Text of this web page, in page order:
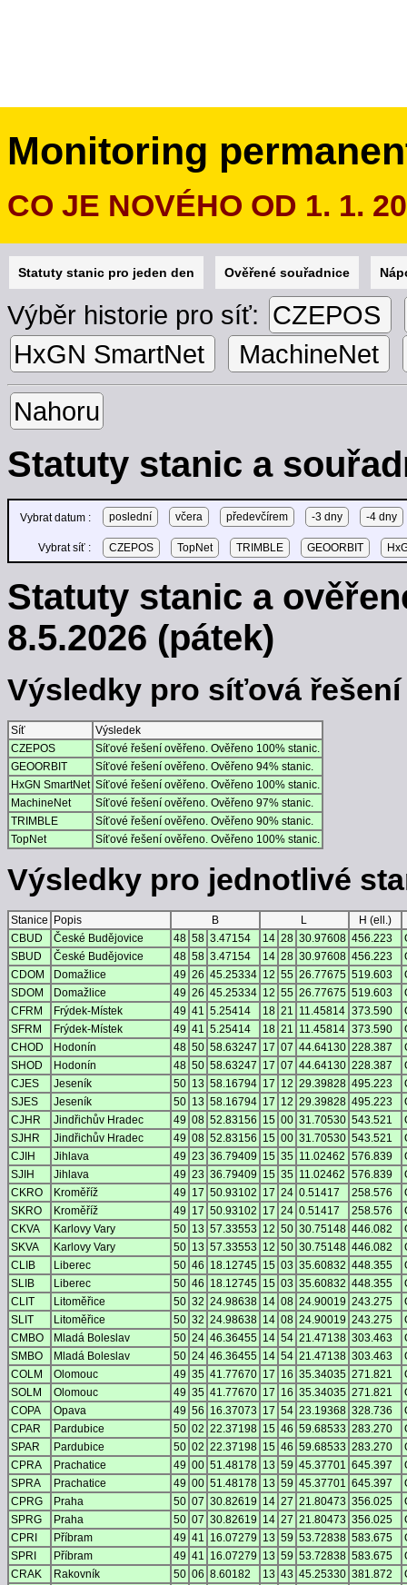
Monitoring
CO JE NOVÉHO OD 1. 1.
Statuty stanic pro jeden den Ověřené souřadnice
Výběr historie pro síť: CZEPOS
HxGN SmartNet
MachineNet
Nahoru
Statuty stanic a
Vybrat datum : poslední včera předevčírem -3 dny -4 dny
Vybrat síť : CZEPOS TopNet TRIMBLE GEOORBIT
Statuty stanic a
8.5.2026 (pátek)
Výsledky pro síťová
Síť
Výsledek
CZEPOS
Síťové řešení ověřeno. Ověřeno 100% stanic.
GEOORBIT
Síťové řešení ověřeno. Ověřeno 94% stanic.
HxGN SmartNet Síťové řešení ověřeno. Ověřeno 100% stanic.
MachineNet
Síťové řešení ověřeno. Ověřeno 97% stanic.
TRIMBLE
Síťové řešení ověřeno. Ověřeno 90% stanic.
TopNet
Síťové řešení ověřeno. Ověřeno 100% stanic.
Výsledky pro jednotlivé
Stanice Popis B L
H (ell.)
CBUD
České Budějovice 48 58 3.47154 14 28 30.97608 456.223
SBUD
České Budějovice 48 58 3.47154 14 28 30.97608 456.223
CDOM
Domažlice 49 26 45.25334 12 55 26.77675 519.603
SDOM
Domažlice 49 26 45.25334 12 55 26.77675 519.603
CFRM
Frýdek-Místek 49 41 5.25414 18 21 11.45814 373.590
SFRM
Frýdek-Místek 49 41 5.25414 18 21 11.45814 373.590
CHOD
Hodonín 48 50 58.63247 17 07 44.64130 228.387
SHOD
Hodonín 48 50 58.63247 17 07 44.64130 228.387
CJES
Jeseník 50 13 58.16794 17 12 29.39828 495.223
SJES
Jeseník 50 13 58.16794 17 12 29.39828 495.223
CJHR
Jindřichův Hradec 49 08 52.83156 15 00 31.70530 543.521
SJHR
Jindřichův Hradec 49 08 52.83156 15 00 31.70530 543.521
CJIH
Jihlava 49 23 36.79409 15 35 11.02462 576.839
SJIH
Jihlava 49 23 36.79409 15 35 11.02462 576.839
CKRO
Kroměříž 49 17 50.93102 17 24 0.51417 258.576
SKRO
Kroměříž 49 17 50.93102 17 24 0.51417 258.576
CKVA
Karlovy Vary 50 13 57.33553 12 50 30.75148 446.082
SKVA
Karlovy Vary 50 13 57.33553 12 50 30.75148 446.082
CLIB
Liberec 50 46 18.12745 15 03 35.60832 448.355
SLIB
Liberec 50 46 18.12745 15 03 35.60832 448.355
CLIT
Litoměřice 50 32 24.98638 14 08 24.90019 243.275
SLIT
Litoměřice 50 32 24.98638 14 08 24.90019 243.275
CMBO
Mladá Boleslav 50 24 46.36455 14 54 21.47138 303.463
SMBO
Mladá Boleslav 50 24 46.36455 14 54 21.47138 303.463
COLM
Olomouc 49 35 41.77670 17 16 35.34035 271.821
SOLM
Olomouc 49 35 41.77670 17 16 35.34035 271.821
COPA
Opava 49 56 16.37073 17 54 23.19368 328.736
CPAR
Pardubice 50 02 22.37198 15 46 59.68533 283.270
SPAR
Pardubice 50 02 22.37198 15 46 59.68533 283.270
CPRA
Prachatice 49 00 51.48178 13 59 45.37701 645.397
SPRA
Prachatice 49 00 51.48178 13 59 45.37701 645.397
CPRG
Praha 50 07 30.82619 14 27 21.80473 356.025
SPRG
Praha 50 07 30.82619 14 27 21.80473 356.025
CPRI
Příbram 49 41 16.07279 13 59 53.72838 583.675
SPRI
Příbram 49 41 16.07279 13 59 53.72838 583.675
CRAK
Rakovník 50 06 8.60182 13 43 45.25330 381.872